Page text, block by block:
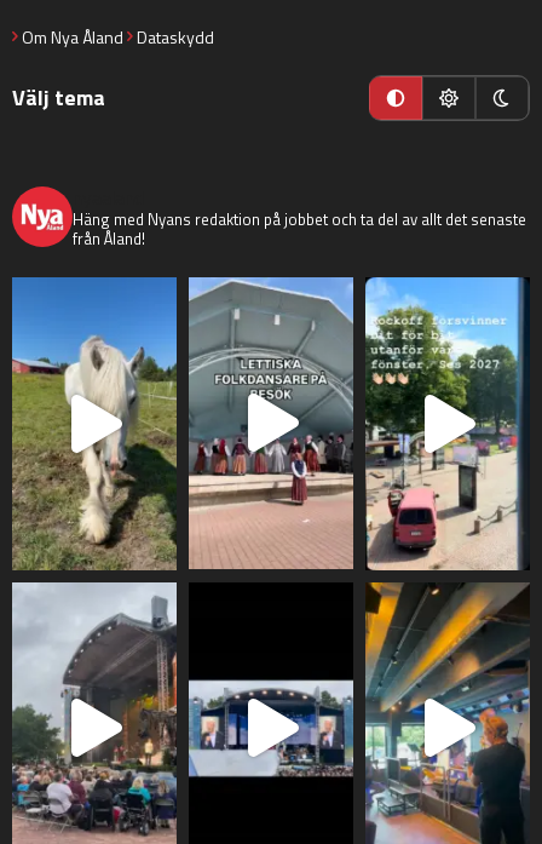
Om Nya Åland Dataskydd
Välj tema
Häng med Nyans redaktion på jobbet och ta del av allt det senaste
från Åland!